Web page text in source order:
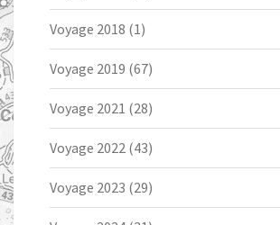
Voyage 2018 (1)
Voyage 2019 (67)
Voyage 2021 (28)
Voyage 2022 (43)
Voyage 2023 (29)